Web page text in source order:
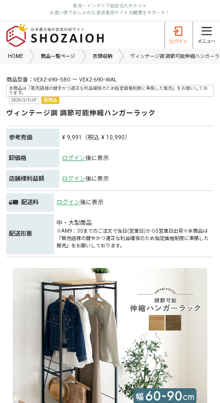
家具・インテリア総合仕入れサイト
お買い得でおしゃれな家具販売サイトの開業をサポート！
HOME 商品一覧ページ 衣類収納 ヴィンテージ調 調節可能伸縮ハンガー
商品型番：VEXZ-690--SBO ～ VEXZ-690--WAL
本商品は『販売店様の健全かつ適正な利益確保のため指定価格制度に準拠した販売』をお願いしてお
ります。
2026/3/3UP
新商品
ヴィンテージ調 調節可能伸縮ハンガーラック
参考売価 ¥ 9,991（税込 ¥ 10,990）
卸価格 ログイン後に表示
店舗様利益額 ログイン後に表示
配送料 ログイン後に表示
配送形態
中・大型商品
※AM9：30までのご注文で当日(営業日)から5営業日出荷※本商品は
『販売店様の健全かつ適正な利益確保のため指定価格制度に準拠した
販売』をお願いしております。